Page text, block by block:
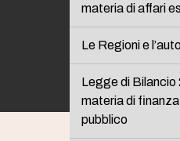
materia di affari
Le Regioni e
Legge di Bilancio
materia di
pubblico